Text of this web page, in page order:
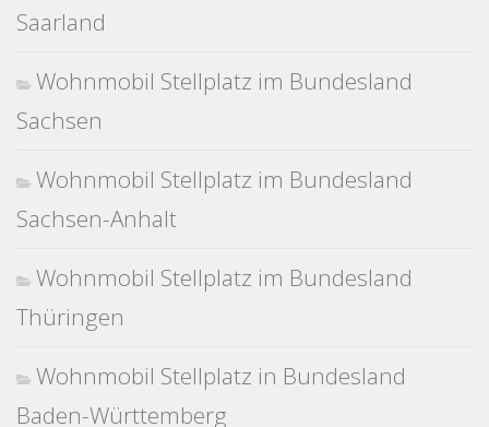
Saarland
Wohnmobil Stellplatz im Bundesland
Sachsen
Wohnmobil Stellplatz im Bundesland
Sachsen-Anhalt
Wohnmobil Stellplatz im Bundesland
Thüringen
Wohnmobil Stellplatz in Bundesland
Baden-Württemberg